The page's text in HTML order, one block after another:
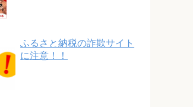
ふるさと納税の詐欺サイト
に注意！！